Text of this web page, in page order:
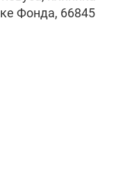
Фонда, 66845